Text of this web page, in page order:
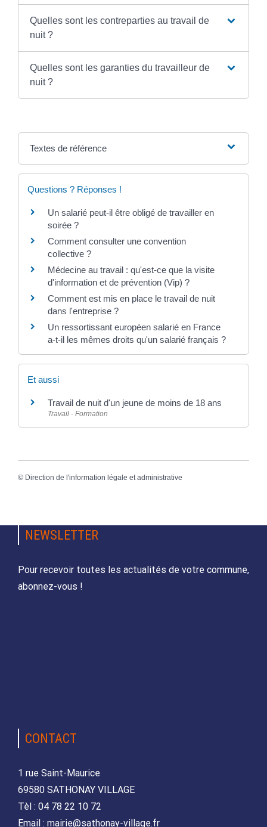
Quelles sont les contreparties au travail de
nuit ?
Quelles sont les garanties du travailleur de
nuit ?
Textes de référence
Questions ? Réponses !
Un salarié peut-il être obligé de travailler en
soirée ?
Comment consulter une convention
collective ?
Médecine au travail : qu'est-ce que la visite
d'information et de prévention (Vip) ?
Comment est mis en place le travail de nuit
dans l'entreprise ?
Un ressortissant européen salarié en France
a-t-il les mêmes droits qu'un salarié français ?
Et aussi
Travail de nuit d'un jeune de moins de 18 ans
Travail - Formation
© Direction de l'information légale et administrative
NEWSLETTER
Pour recevoir toutes les actualités de votre commune,
abonnez-vous !
CONTACT
1 rue Saint-Maurice
69580 SATHONAY VILLAGE
Tèl : 04 78 22 10 72
Email : mairie@sathonay-village.fr